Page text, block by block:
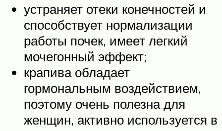
устраняет отеки конечностей и
способствует нормализации
работы почек, имеет легкий
мочегонный эффект;
крапива обладает
гормональным воздействием,
поэтому очень полезна для
женщин, активно используется в